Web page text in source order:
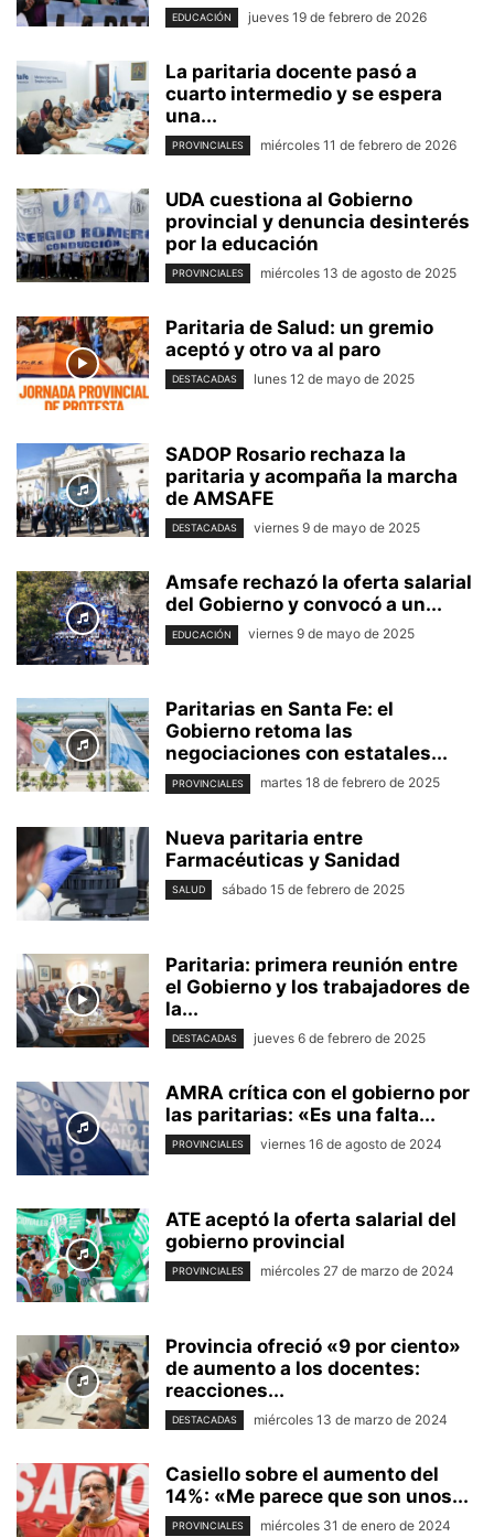
EDUCACIÓN jueves 19 de febrero de 2026
La paritaria docente pasó a
cuarto intermedio y se espera
una...
PROVINCIALES miércoles 11 de febrero de 2026
UDA cuestiona al Gobierno
provincial y denuncia desinterés
por la educación
PROVINCIALES miércoles 13 de agosto de 2025
Paritaria de Salud: un gremio
aceptó y otro va al paro
DESTACADAS lunes 12 de mayo de 2025
SADOP Rosario rechaza la
paritaria y acompaña la marcha
de AMSAFE
DESTACADAS viernes 9 de mayo de 2025
Amsafe rechazó la oferta salarial
del Gobierno y convocó a un...
EDUCACIÓN viernes 9 de mayo de 2025
Paritarias en Santa Fe: el
Gobierno retoma las
negociaciones con estatales...
PROVINCIALES martes 18 de febrero de 2025
Nueva paritaria entre
Farmacéuticas y Sanidad
SALUD sábado 15 de febrero de 2025
Paritaria: primera reunión entre
el Gobierno y los trabajadores de
la...
DESTACADAS jueves 6 de febrero de 2025
AMRA crítica con el gobierno por
las paritarias: «Es una falta...
PROVINCIALES viernes 16 de agosto de 2024
ATE aceptó la oferta salarial del
gobierno provincial
PROVINCIALES miércoles 27 de marzo de 2024
Provincia ofreció «9 por ciento»
de aumento a los docentes:
reacciones...
DESTACADAS miércoles 13 de marzo de 2024
Casiello sobre el aumento del
14%: «Me parece que son unos...
PROVINCIALES miércoles 31 de enero de 2024